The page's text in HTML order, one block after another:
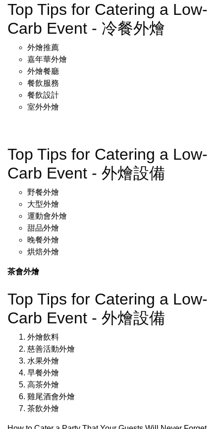
Top Tips for Catering a Low-
Carb Event - 冷餐外燴
外燴推薦
嘉年華外燴
外燴餐廳
餐飲服務
餐飲設計
室外外燴
Top Tips for Catering a Low-
Carb Event - 外燴設備
野餐外燴
大型外燴
運動會外燴
甜品外燴
晚餐外燴
烘焙外燴
茶會外燴
Top Tips for Catering a Low-
Carb Event - 外燴設備
外燴飲料
慈善活動外燴
水果外燴
早餐外燴
高茶外燴
雞尾酒會外燴
茶飲外燴